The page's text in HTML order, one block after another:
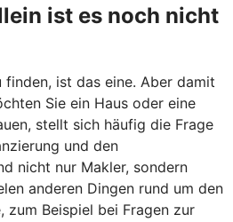
ist es noch nicht
ist das eine. Aber damit
Sie ein Haus oder eine
stellt sich häufig die Frage
und den
nicht nur Makler, sondern
anderen Dingen rund um den
zum Beispiel bei Fragen zur